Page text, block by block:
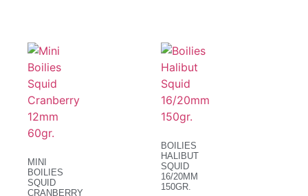
MINI
BOILIES
SQUID
CRANBERRY
BOILIES
HALIBUT
SQUID
16/20MM
150GR.